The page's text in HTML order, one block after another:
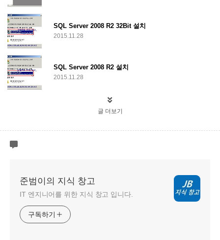
SQL Server 2008 R2 32Bit 설치
2015.11.28
SQL Server 2008 R2 설치
2015.11.28
글 더보기
준범이의 지식 창고
IT 엔지니어를 위한 지식 창고 입니다.
구독하기